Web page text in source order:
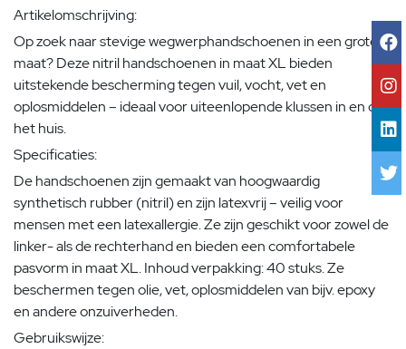
Artikelomschrijving:
Op zoek naar stevige wegwerphandschoenen in een grotere
maat? Deze nitril handschoenen in maat XL bieden
uitstekende bescherming tegen vuil, vocht, vet en
oplosmiddelen – ideaal voor uiteenlopende klussen in en om
het huis.
Specificaties:
De handschoenen zijn gemaakt van hoogwaardig
synthetisch rubber (nitril) en zijn latexvrij – veilig voor
mensen met een latexallergie. Ze zijn geschikt voor zowel de
linker- als de rechterhand en bieden een comfortabele
pasvorm in maat XL. Inhoud verpakking: 40 stuks. Ze
beschermen tegen olie, vet, oplosmiddelen van bijv. epoxy
en andere onzuiverheden.
Gebruikswijze: